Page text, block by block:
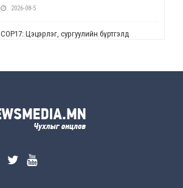
2026-08-5
СОР17: Цэцэрлэг, сургуулийн бүртгэлд
2026-08-5
2026-08-5